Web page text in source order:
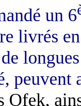
un 6
livrés
peuvent
Ofek,